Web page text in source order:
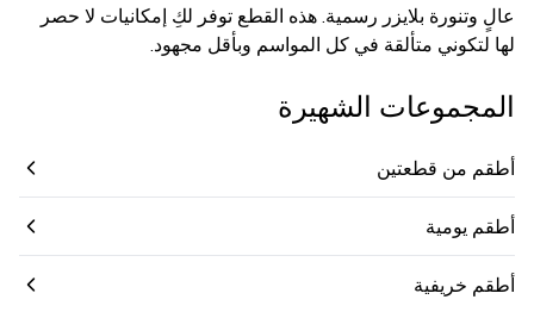
عالٍ وتنورة بلايزر رسمية. هذه القطع توفر لكِ إمكانيات لا حصر
لها لتكوني متألقة في كل المواسم وبأقل مجهود.
المجموعات الشهيرة
أطقم من قطعتين
أطقم يومية
أطقم خريفية